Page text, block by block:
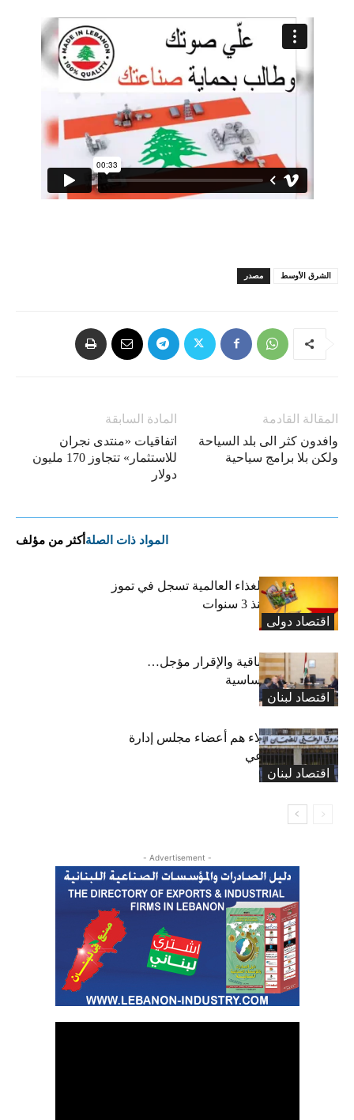
مصدر الشرق الأوسط
المادة السابقة
اتفاقيات «منتدى نجران
للاستثمار» تتجاوز 170 مليون
دولار
المقالة القادمة
وافدون كثر الى بلد السياحة
ولكن بلا برامج سياحية
المواد ذات الصلةأكثر من مؤلف
اقتصاد دولی
“الفاو”: أسعار الغذاء العالمية تسجل في تموز
أعلى مستوى منذ 3 سنوات
اقتصاد لبنان
رسوم النفايات باقية والإقرار مؤجل…
واستثناء لمواد أساسية
اقتصاد لبنان
بعد 19 عاماً: هؤلاء هم أعضاء مجلس إدارة
الضمان الاجتماعي
- Advertisement -